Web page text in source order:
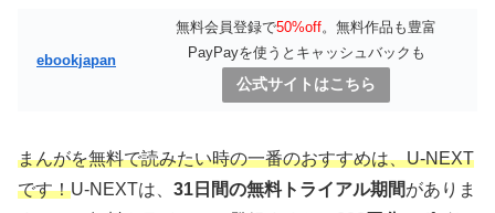
ebookjapan
無料会員登録で50%off。無料作品も豊富
PayPayを使うとキャッシュバックも
公式サイトはこちら
まんがを無料で読みたい時の一番のおすすめは、U-NEXT
です！U-NEXTは、 31日間の無料トライアル期間がありま